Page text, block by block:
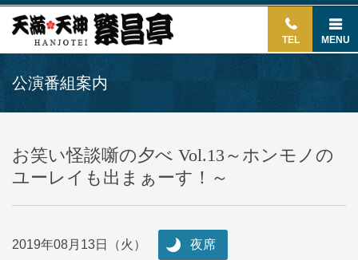
TEL MENU
公演番組案内
お笑い怪談噺の夕べ Vol.13～ホンモノの
ユーレイも出まぁーす！～
2019年08月13日（火） 夜席